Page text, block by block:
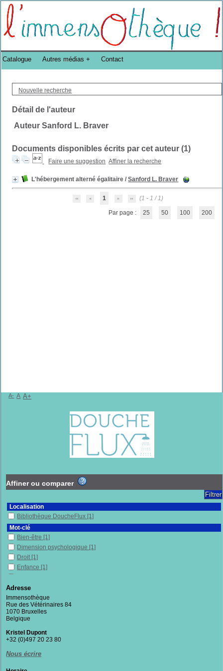
Bibliothèque DoucheFLUX Bibliotheek -->
Nouvelle recherche
Détail de l'auteur
Auteur Sanford L. Braver
Documents disponibles écrits par cet auteur (1)
Faire une suggestion Affiner la recherche
L'hébergement alterné égalitaire /Sanford L. Braver
1 (1 - 1 / 1)
Par page : 25 50 100 200
Catalogue Autres médias Contact
A- A A+
Affiner ou comparer
Localisation
Bibliothèque DoucheFlux [1]
Mot-clé
Bien-être [1]
Dimension psychologique [1]
Droit [1]
Enfance [1]
Rôle selon le sexe
Santé mentale
Soins de santé[1]
Section
Adresse
Immensothèque
Rue des Vétérinaires 84
1070 Bruxelles
Belgique
Kristel Dupont
+32 (0)497 20 23 80
Nous écrire